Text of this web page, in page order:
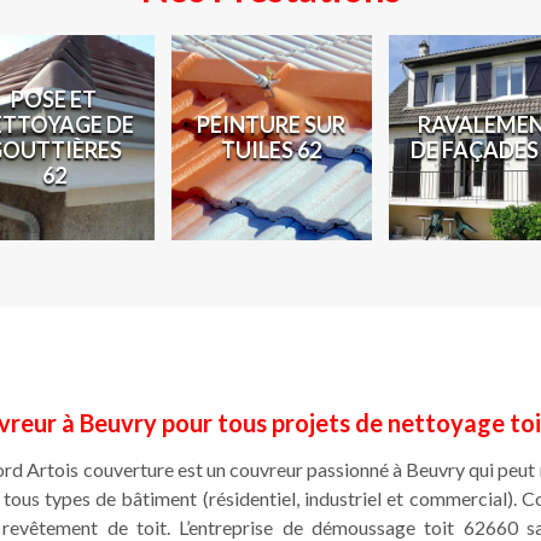
POSE ET
DE
62
PEINTURE SUR
TUILES 62
DE
à Beuvry pour tous projets de nettoyage
Artois couverture est un couvreur passionné à Beuvry qui
types de bâtiment (résidentiel, industriel et commercial).
de toit. L’entreprise de démoussage toit 62660